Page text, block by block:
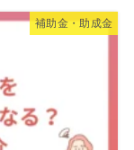
補助金・助成金